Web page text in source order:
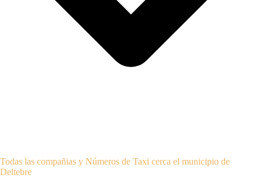
Todas las compañias y Números de Taxi cerca el municipio de
Deltebre